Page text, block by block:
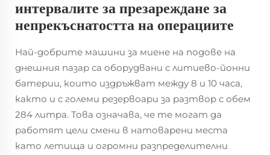
интервалите за презареждане за
непрекъснатостта на операциите
Най-добрите машини за миене на подове на
днешния пазар са оборудвани с литиево-йонни
батерии, които издръжват между 8 и 10 часа,
както и с големи резервоари за разтвор с обем
284 литра. Това означава, че те могат да
работят цели смени в натоварени места
като летища и огромни разпределителни